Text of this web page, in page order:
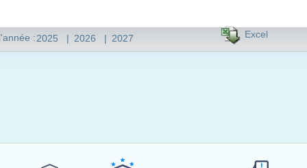
:2025 | 2026 | 2027 Excel